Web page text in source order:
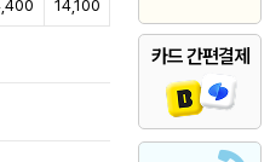
카드 간편결제
14,100